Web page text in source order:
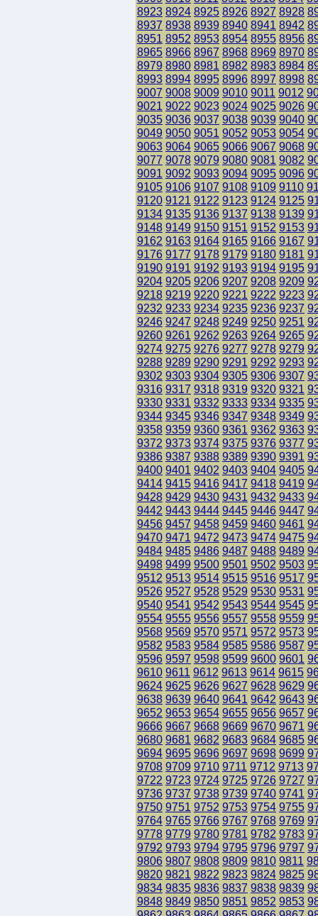
8923 8924 8925 8926 8927 8928
8937 8938 8939 8940 8941 8942
8951 8952 8953 8954 8955 8956
8965 8966 8967 8968 8969 8970
8979 8980 8981 8982 8983 8984
8993 8994 8995 8996 8997 8998
9007 9008 9009 9010 9011 9012
9021 9022 9023 9024 9025 9026
9035 9036 9037 9038 9039 9040
9049 9050 9051 9052 9053 9054
9063 9064 9065 9066 9067 9068
9077 9078 9079 9080 9081 9082
9091 9092 9093 9094 9095 9096
9105 9106 9107 9108 9109 9110
9120 9121 9122 9123 9124 9125
9134 9135 9136 9137 9138 9139
9148 9149 9150 9151 9152 9153
9162 9163 9164 9165 9166 9167
9176 9177 9178 9179 9180 9181
9190 9191 9192 9193 9194 9195
9204 9205 9206 9207 9208 9209
9218 9219 9220 9221 9222 9223
9232 9233 9234 9235 9236 9237
9246 9247 9248 9249 9250 9251
9260 9261 9262 9263 9264 9265
9274 9275 9276 9277 9278 9279
9288 9289 9290 9291 9292 9293
9302 9303 9304 9305 9306 9307
9316 9317 9318 9319 9320 9321
9330 9331 9332 9333 9334 9335
9344 9345 9346 9347 9348 9349
9358 9359 9360 9361 9362 9363
9372 9373 9374 9375 9376 9377
9386 9387 9388 9389 9390 9391
9400 9401 9402 9403 9404 9405
9414 9415 9416 9417 9418 9419
9428 9429 9430 9431 9432 9433
9442 9443 9444 9445 9446 9447
9456 9457 9458 9459 9460 9461
9470 9471 9472 9473 9474 9475
9484 9485 9486 9487 9488 9489
9498 9499 9500 9501 9502 9503
9512 9513 9514 9515 9516 9517
9526 9527 9528 9529 9530 9531
9540 9541 9542 9543 9544 9545
9554 9555 9556 9557 9558 9559
9568 9569 9570 9571 9572 9573
9582 9583 9584 9585 9586 9587
9596 9597 9598 9599 9600 9601
9610 9611 9612 9613 9614 9615
9624 9625 9626 9627 9628 9629
9638 9639 9640 9641 9642 9643
9652 9653 9654 9655 9656 9657
9666 9667 9668 9669 9670 9671
9680 9681 9682 9683 9684 9685
9694 9695 9696 9697 9698 9699
9708 9709 9710 9711 9712 9713
9722 9723 9724 9725 9726 9727
9736 9737 9738 9739 9740 9741
9750 9751 9752 9753 9754 9755
9764 9765 9766 9767 9768 9769
9778 9779 9780 9781 9782 9783
9792 9793 9794 9795 9796 9797
9806 9807 9808 9809 9810 9811
9820 9821 9822 9823 9824 9825
9834 9835 9836 9837 9838 9839
9848 9849 9850 9851 9852 9853